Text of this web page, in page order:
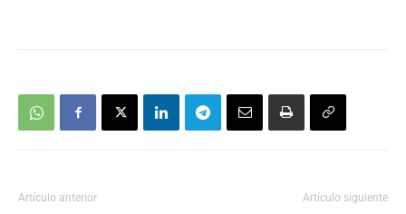
Artículo anterior Artículo siguiente